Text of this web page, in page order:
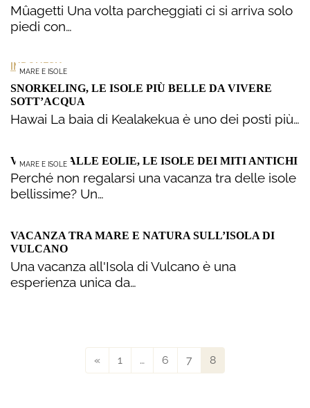
Mûagetti Una volta parcheggiati ci si arriva solo
piedi con…
MARE E ISOLE
INDONESIA
SNORKELING, LE ISOLE PIÙ BELLE DA VIVERE
SOTT’ACQUA
Hawai La baia di Kealakekua è uno dei posti più…
MARE E ISOLE
VACANZA ALLE EOLIE, LE ISOLE DEI MITI ANTICHI
Perché non regalarsi una vacanza tra delle isole
bellissime? Un…
VACANZA TRA MARE E NATURA SULL’ISOLA DI
VULCANO
Una vacanza all'Isola di Vulcano è una
esperienza unica da…
« 1 … 6 7 8